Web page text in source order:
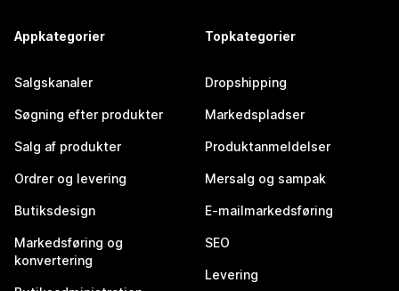
Appkategorier
Salgskanaler
Søgning efter produkter
Salg af produkter
Ordrer og levering
Butiksdesign
Markedsføring og
konvertering
Topkategorier
Dropshipping
Markedspladser
Produktanmeldelser
Mersalg og sampak
E-mailmarkedsføring
SEO
Levering